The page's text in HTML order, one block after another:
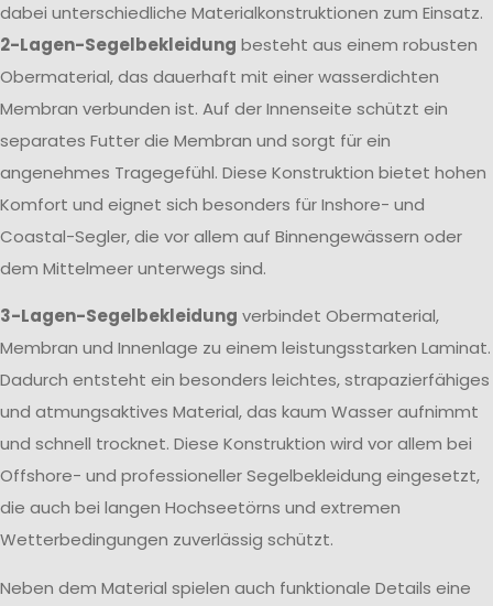
dabei unterschiedliche Materialkonstruktionen zum Einsatz.
2-Lagen-Segelbekleidung besteht aus einem robusten
Obermaterial, das dauerhaft mit einer wasserdichten
Membran verbunden ist. Auf der Innenseite schützt ein
separates Futter die Membran und sorgt für ein
angenehmes Tragegefühl. Diese Konstruktion bietet hohen
Komfort und eignet sich besonders für Inshore- und
Coastal-Segler, die vor allem auf Binnengewässern oder
dem Mittelmeer unterwegs sind.
3-Lagen-Segelbekleidung verbindet Obermaterial,
Membran und Innenlage zu einem leistungsstarken Laminat.
Dadurch entsteht ein besonders leichtes, strapazierfähiges
und atmungsaktives Material, das kaum Wasser aufnimmt
und schnell trocknet. Diese Konstruktion wird vor allem bei
Offshore- und professioneller Segelbekleidung eingesetzt,
die auch bei langen Hochseetörns und extremen
Wetterbedingungen zuverlässig schützt.
Neben dem Material spielen auch funktionale Details eine